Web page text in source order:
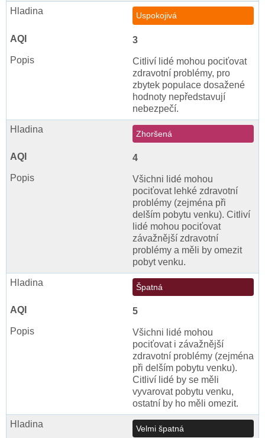
Uspokojivá
3
Citliví lidé mohou pociťovat
zdravotní problémy, pro
zbytek populace dosažené
hodnoty nepředstavují
nebezpečí.
Zhoršená
4
Všichni lidé mohou
pociťovat lehké zdravotní
problémy (zejména při
delším pobytu venku). Citliví
lidé mohou pociťovat
závažnější zdravotní
problémy a měli by omezit
pobyt venku.
Špatná
5
Všichni lidé mohou
pociťovat i závažnější
zdravotní problémy (zejména
při delším pobytu venku).
Citliví lidé by se měli
vyvarovat pobytu venku,
ostatní by ho měli omezit.
Velmi špatná